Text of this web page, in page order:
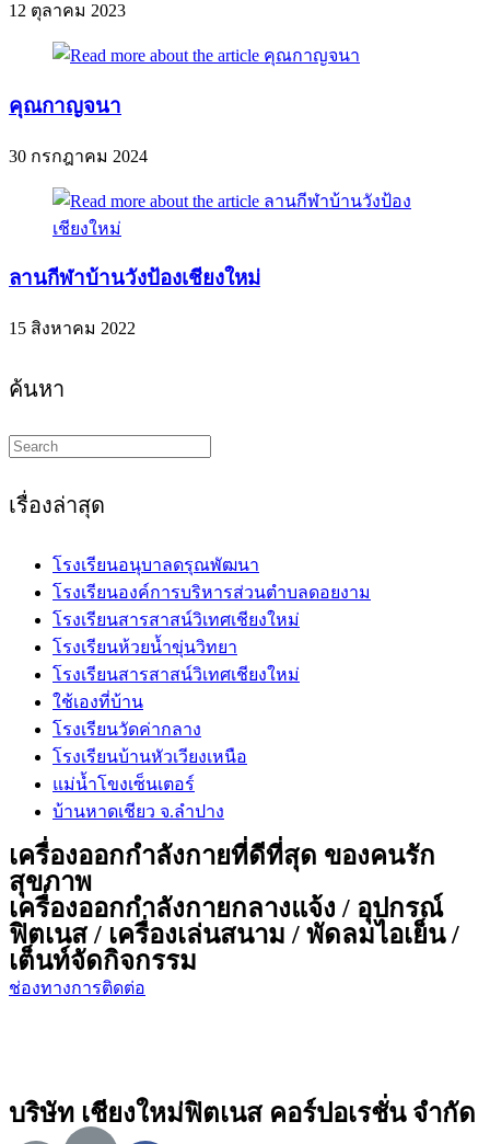
12 ตุลาคม 2023
คุณกาญจนา
30 กรกฎาคม 2024
ลานกีฬาบ้านวังป้องเชียงใหม่
15 สิงหาคม 2022
ค้นหา
Search
this
เรื่องล่าสุด
โรงเรียนอนุบาลดรุณพัฒนา
โรงเรียนองค์การบริหารส่วนตำบลดอยงาม
โรงเรียนสารสาสน์วิเทศเชียงใหม่
โรงเรียนห้วยน้ำขุ่นวิทยา
โรงเรียนสารสาสน์วิเทศเชียงใหม่
ใช้เองที่บ้าน
โรงเรียนวัดค่ากลาง
โรงเรียนบ้านหัวเวียงเหนือ
แม่น้ำโขงเซ็นเตอร์
บ้านหาดเชียว จ.ลำปาง
เครื่องออกกำลังกายที่ดีที่สุด ของคนรัก
สุขภาพ
เครื่องออกกำลังกายกลางแจ้ง / อุปกรณ์
ฟิตเนส / เครื่องเล่นสนาม / พัดลมไอเย็น /
เต็นท์จัดกิจกรรม
ช่องทางการติดต่อ
บริษัท เชียงใหม่ฟิตเนส คอร์ปอเรชั่น จำกัด